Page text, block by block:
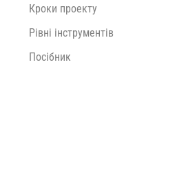
Кроки проекту
Рівні інструментів
Посібник